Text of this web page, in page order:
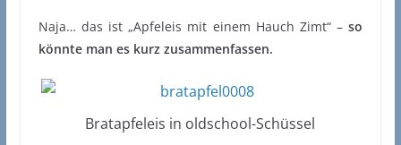
Naja… das ist „Apfeleis mit einem Hauch Zimt“ –so
könnte man es kurz zusammenfassen.
Bratapfeleis in oldschool-Schüssel